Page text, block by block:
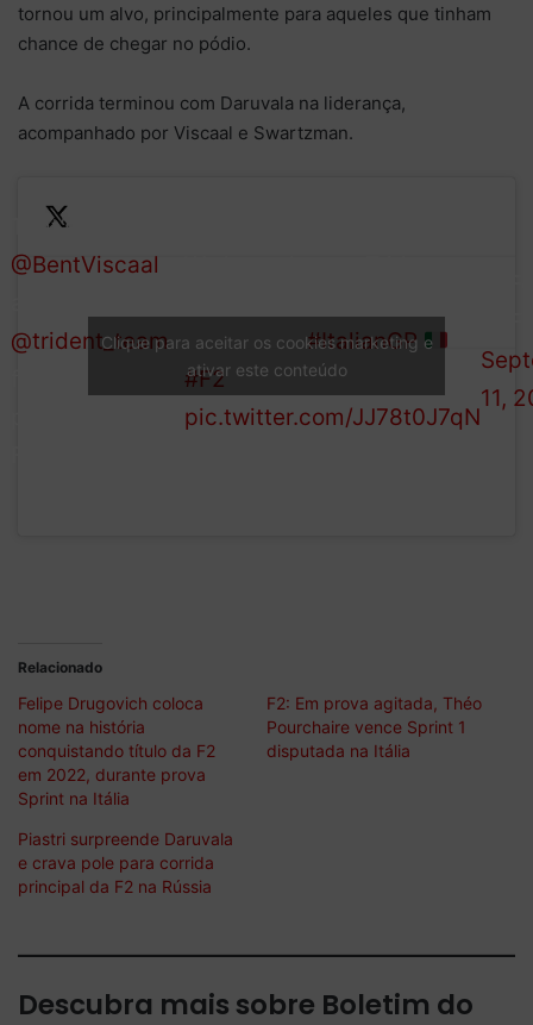
tornou um alvo, principalmente para aqueles que tinham
chance de chegar no pódio.
A corrida terminou com Daruvala na liderança,
acompanhado por Viscaal e Swartzman.
That’s both
@BentViscaal
@trident_team‘ssince 2016#ItalianGP
#F2
pic.twitter.com/JJ78t0J7qN
11,
Clique para aceitar os cookies marketing e
ativar este conteúdo
Relacionado
Felipe Drugovich coloca
nome na história
conquistando título da F2
em 2022, durante prova
Sprint na Itália
F2: Em prova agitada, Théo
Pourchaire vence Sprint 1
disputada na Itália
Piastri surpreende Daruvala
e crava pole para corrida
principal da F2 na Rússia
Descubra mais sobre Boletim do